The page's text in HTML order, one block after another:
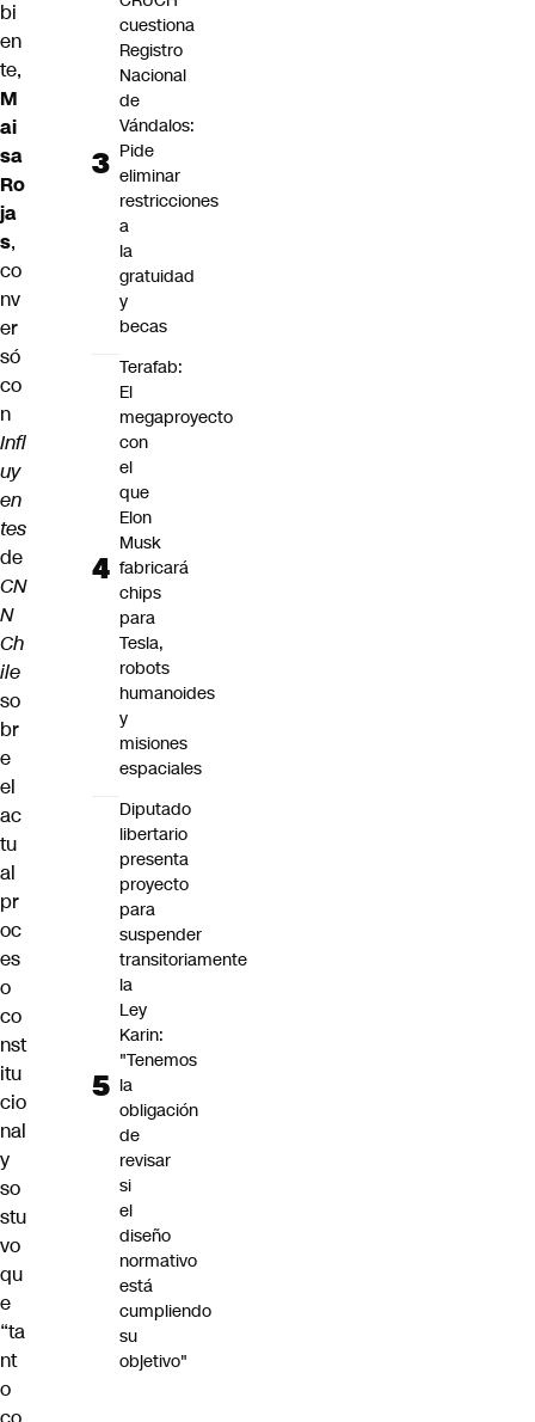
bi
en
te,
M
ai
sa
Ro
ja
s,
co
nv
er
só
co
n
Infl
uy
en
tes
de
CN
N
Ch
ile
so
br
e
el
ac
tu
al
pr
oc
es
o
co
nst
itu
cio
nal
y
so
stu
vo
qu
e
“ta
nt
o
cuestiona
Registro
Nacional
de
Vándalos:
Pide
eliminar
restricciones
a
la
gratuidad
y
becas
Terafab:
El
megaproyecto
con
el
que
Elon
Musk
fabricará
chips
para
Tesla,
robots
humanoides
y
misiones
espaciales
Diputado
libertario
presenta
proyecto
para
suspender
transitoriamente
la
Ley
Karin:
"Tenemos
la
obligación
de
revisar
si
el
diseño
normativo
está
cumpliendo
su
objetivo"